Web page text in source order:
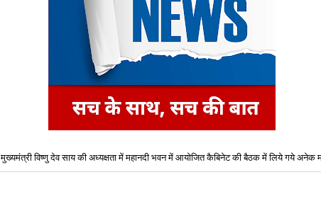
शैक्षणिक सत्र 2026-27 हेतु B-Tech (कृषि अभियांत्रिकी) एवं B-Tech-(खाद्य प्रौद्योगिकी)